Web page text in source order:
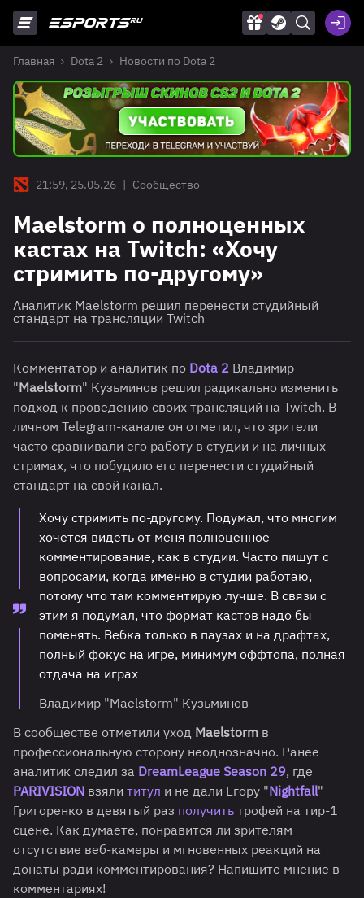
Главная Dota 2 Новости по Dota 2
21:59, 25.05.26 | Сообщество
Maelstorm о полноценных
кастах на Twitch: «Хочу
стримить по-другому»
Аналитик Maelstorm решил перенести студийный
стандарт на трансляции Twitch
Комментатор и аналитик по Dota 2 Владимир
"Maelstorm" Кузьминов решил радикально изменить
подход к проведению своих трансляций на Twitch. В
личном Telegram-канале он отметил, что зрители
часто сравнивали его работу в студии и на личных
стримах, что побудило его перенести студийный
стандарт на свой канал.
Хочу стримить по-другому. Подумал, что многим
хочется видеть от меня полноценное
комментирование, как в студии. Часто пишут с
вопросами, когда именно в студии работаю,
потому что там комментирую лучше. В связи с
этим я подумал, что формат кастов надо бы
поменять. Вебка только в паузах и на драфтах,
полный фокус на игре, минимум оффтопа, полная
отдача на играх
Владимир "Maelstorm" Кузьминов
В сообществе отметили уход Maelstorm в
профессиональную сторону неоднозначно. Ранее
аналитик следил за DreamLeague Season 29, где
PARIVISION взяли титул и не дали Егору "Nightfall"
Григоренко в девятый раз получить трофей на тир-1
сцене. Как думаете, понравится ли зрителям
отсутствие веб-камеры и мгновенных реакций на
донаты ради комментирования? Напишите мнение в
комментариях!